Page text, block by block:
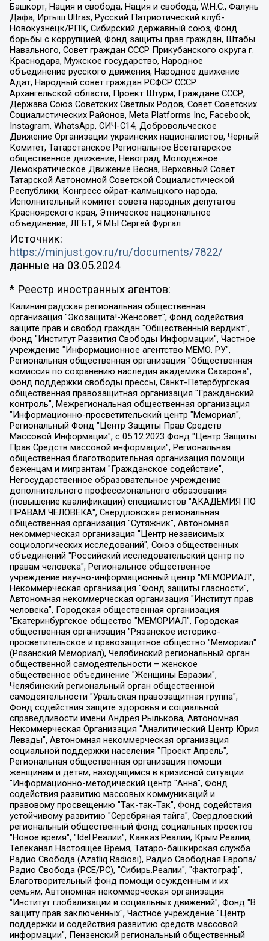
Башкорт, Нация и свобода, Нация и свобода, W.H.С., Фалунь
Дафа, Иртыш Ultras, Русский Патриотический клуб-
Новокузнецк/РПК, Сибирский державный союз, Фонд
борьбы с коррупцией, Фонд защиты прав граждан, Штабы
Навального, Совет граждан СССР Прикубанского округа г.
Краснодара, Мужское государство, Народное
объединение русского движения, Народное движение
Адат, Народный совет граждан РСФСР СССР
Архангельской области, Проект Штурм, Граждане СССР,
Держава Союз Советских Светлых Родов, Совет Советских
Социалистических Районов, Meta Platforms Inc, Facebook,
Instagram, WhatsApp, СИЧ-С14, Добровольческое
Движение Организации украинских националистов, Черный
Комитет, Татарстанское Региональное Всетатарское
общественное движение, Невоград, Молодежное
Демократическое Движение Весна, Верховный Совет
Татарской Автономной Советской Социалистической
Республики, Конгресс ойрат-калмыцкого народа,
Исполнительный комитет совета народных депутатов
Красноярского края, Этническое национальное
объединение, ЛГБТ, Я.МЫ Сергей Фургал
Источник:
https://minjust.gov.ru/ru/documents/7822/
данные на 03.05.2024
* Реестр иностранных агентов:
Калининградская региональная общественная организация "Экозащита!-Женсовет", Фонд содействия защите прав и свобод граждан "Общественный вердикт", Фонд "Институт Развития Свободы Информации", Частное учреждение "Информационное агентство МЕМО. РУ", Региональная общественная организация "Общественная комиссия по сохранению наследия академика Сахарова", Фонд поддержки свободы прессы, Санкт-Петербургская общественная правозащитная организация "Гражданский контроль", Межрегиональная общественная организация "Информационно-просветительский центр "Мемориал", Региональный Фонд "Центр Защиты Прав Средств Массовой Информации", с 05.12.2023 Фонд "Центр Защиты Прав Средств массовой информации", Региональная общественная благотворительная организация помощи беженцам и мигрантам "Гражданское содействие", Негосударственное образовательное учреждение дополнительного профессионального образования (повышение квалификации) специалистов "АКАДЕМИЯ ПО ПРАВАМ ЧЕЛОВЕКА", Свердловская региональная общественная организация "Сутяжник", Автономная некоммерческая организация "Центр независимых социологических исследований", Союз общественных объединений "Российский исследовательский центр по правам человека", Региональное общественное учреждение научно-информационный центр "МЕМОРИАЛ", Некоммерческая организация "Фонд защиты гласности", Автономная некоммерческая организация "Институт прав человека", Городская общественная организация "Екатеринбургское общество "МЕМОРИАЛ", Городская общественная организация "Рязанское историко-просветительское и правозащитное общество "Мемориал" (Рязанский Мемориал), Челябинский региональный орган общественной самодеятельности – женское общественное объединение "Женщины Евразии", Челябинский региональный орган общественной самодеятельности "Уральская правозащитная группа", Фонд содействия защите здоровья и социальной справедливости имени Андрея Рылькова, Автономная Некоммерческая Организация "Аналитический Центр Юрия Левады", Автономная некоммерческая организация социальной поддержки населения "Проект Апрель", Региональная общественная организация помощи женщинам и детям, находящимся в кризисной ситуации "Информационно-методический центр "Анна", Фонд содействия развитию массовых коммуникаций и правовому просвещению "Так-так-Так", Фонд содействия устойчивому развитию "Серебряная тайга", Свердловский региональный общественный фонд социальных проектов "Новое время", "Idel.Реалии", Кавказ.Реалии, Крым.Реалии, Телеканал Настоящее Время, Татаро-башкирская служба Радио Свобода (Azatliq Radiosi), Радио Свободная Европа/Радио Свобода (PCE/PC), "Сибирь.Реалии", "Фактограф", Благотворительный фонд помощи осужденным и их семьям, Автономная некоммерческая организация "Институт глобализации и социальных движений", Фонд "В защиту прав заключенных", Частное учреждение "Центр поддержки и содействия развитию средств массовой информации", Пензенский региональный общественный благотворительный фонд "Гражданский союз", "Север.Реалии", Некоммерческая организация Фонд "Правовая инициатива", Общество с ограниченной ответственностью "Радио Свободная Европа/Радио Свобода", Чешское информационное агентство "MEDIUM-ORIENT", Красноярская региональная общественная организация "Мы против СПИДа", Камалягин Денис Николаевич, Маркелов Сергей Евгеньевич, Пономарев Лев Александрович, Савицкая Людмила Алексеевна, Автономная некоммерческая организация "Центр по работе с проблемой насилия "НАСИЛИЮ.НЕТ", Межрегиональный профессиональный союз работников здравоохранения "Альянс врачей", Юридическое лицо, зарегистрированное в Латвийской Республике, SIA "Medusa Project" (регистрационный номер 40103797863, дата регистрации 10.06.2014), Некоммерческая организация "Фонд по борьбе с коррупцией", Автономная некоммерческая организация "Институт права и публичной политики", Баданин Роман Сергеевич, Гликин Максим Александрович, Железнова Мария Михайловна, Лукьянова Юлия Сергеевна, Маетная Елизавета Витальевна, Маняхин Петр Борисович, Чуракова Ольга Владимировна, Ярош Юлия Петровна, Юридическое лицо "The Insider SIA", зарегистрированное в Риге, Латвийская Республика (дата регистрации 26.06.2015), являющееся администратором доменного имени интернет-издания "The Insider SIA", https://theins.ru, Постернак Алексей Евгеньевич, Рубин Михаил Аркадьевич, Анин Роман Александрович, Юридическое лицо Istories fonds, зарегистрированное в Латвийской Республике (регистрационный номер 50008295751, дата регистрации 24.02.2020), Великовский Дмитрий Александрович, Долинина Ирина Николаевна, Мароховская Алеся Алексеевна, Шлейнов Роман Юрьевич, Шмагун Олеся Валентиновна, Общество с ограниченной ответственностью "Альтаир 2021", Общество с ограниченной ответственностью "Вега 2021", Общество с ограниченной ответственностью "Главный редактор 2021", Общество с ограниченной ответственностью "Ромашки монолит", Важенков Артем Валерьевич, Ивановская областная общественная организация "Центр гендерных исследований", Гурман Юрий Альбертович, Медиапроект "ОВД-Инфо", Егоров Владимир Владимирович, Жилинский Владимир Александрович, Общество с ограниченной ответственностью "ЗП", Иванова София Юрьевна, Карезина Инна Павловна, Кильтау Екатерина Викторовна, Петров Алексей Викторович, Пискунов Сергей Евгеньевич, Смирнов Сергей Сергеевич, Тихонов Михаил Сергеевич, Общество с ограниченной ответственностью "ЖУРНАЛИСТ-ИНОСТРАННЫЙ АГЕНТ", Арапова Галина Юрьевна, Вольтская Татьяна Анатольевна, Американская компания "Mason G.E.S. Anonymous Foundation" (США), являющаяся владельцем интернет-издания https://mnews.world/, Компания "Stichting Bellingcat", зарегистрированная в Нидерландах (дата регистрации 11.07.2018), Захаров Андрей Вячеславович, Клепиковская Екатерина Дмитриевна, Общество с ограниченной ответственностью "МЕМО", Перл Роман Александрович, Симонов Евгений Алексеевич, Соловьева Елена Анатольевна, Сотников Даниил Владимирович, Сурначева Елизавета Дмитриевна, Автономная некоммерческая организация по защите прав человека и информированию населения "Якутия – Наше Мнение", Общество с ограниченной ответственностью "Москоу диджитал медиа", с 26.01.2023 Общество с ограниченной ответственностью "Чайка Белые сады", Ветошкина Валерия Валерьевна, Заговора Максим Александрович, Межрегиональное общественное движение "Российская ЛГБТ - сеть", Оленичев Максим Владимирович, Павлов Иван Юрьевич, Скворцова Елена Сергеевна, Общество с ограниченной ответственностью "Как бы инагент", Кочетков Игорь Викторович, Общество с ограниченной ответственностью "Честные выборы", Еланчик Олег Александрович, Общество с ограниченной ответственностью "Нобелевский призыв", Гималова Регина Эмилевна, Григорьев Андрей Валерьевич, Григорьева Алина Александровна, Ассоциация по содействию защите прав призывников, альтернативнослужащих и военнослужащих "Правозащитная группа "Гражданин.Армия.Право", Хисамова Регина Фаритовна, Автономная некоммерческая организация по реализации социально-правовых программ "Лилит", Дальневосточное общественное движение "Маяк", Санкт-Петербургская ЛГБТ-инициативная группа "Выход", Инициативная группа ЛГБТ+ "Реверс", Алексеев Андрей Викторович, Бекбулатова Таисия Львовна, Беляев Иван Михайлович, Владыкина Елена Сергеевна, Гельман Марат Александрович, Никульшина Вероника Юрьевна, Толоконникова Надежда Андреевна, Шендерович Виктор Анатольевич, Общество с ограниченной ответственностью "Данное сообщение", Общество с ограниченной ответственностью Издательский дом "Новая глава", Айнбиндер Александра Александровна, Московский комьюнити-центр для ЛГБТ+инициатив, Благотворительный фонд развития филантропии, Deutsche Welle (Германия, Kurt-Schumacher-Strasse 3, 53113 Bonn), Борзунова Мария Михайловна, Воробьев Виктор Викторович, Голубева Анна Львовна, Константинова Алла Михайловна, Малкова Ирина Владимировна, Мурадов Мурад Абдулгалимович, Осетинская Елизавета Николаевна, Понасенков Евгений Николаевич, Ганапольский Матвей Юрьевич, Киселев Евгений Алексеевич, Борухович Ирина Григорьевна, Дремин Иван Тимофеевич, Дубровский Дмитрий Викторович, Красноярская региональная общественная организация поддержки и развития альтернативных образовательных технологий и межкультурных коммуникаций "ИНТЕРРА", Маяковская Екатерина Алексеевна, Фейгин Марк Захарович, Филимонов Андрей Викторович, Дзугкоева Регина Николаевна, Доброхотов Роман Александрович, Дудь Юрий Александрович, Елкин Сергей Владимирович, Кругликов Кирилл Игоревич, Сабунаева Мария Леонидовна, Семенов Алексей Владимирович, Шаинян Карен Багратович, Шульман Екатерина Михайловна, Асафьев Артур Валерьевич, Вахштайн Виктор Семенович, Венедиктов Алексей Алексеевич, Лушникова Екатерина Евгеньевна, Волков Леонид Михайлович, Невзоров Александр Глебович, Пархоменко Сергей Борисович, Сироткин Ярослав Николаевич, Кара-Мурза Владимир Владимирович, Баранова Наталья Владимировна, Гозман Леонид Яковлевич, Кагарлицкий Борис Юльевич, Климарев Михаил Валерьевич, Милов Владимир Станиславович, Автономная некоммерческая организация Краснодарский центр современного искусства "Типография", Моргенштерн Алишер Тагирович, Соболь Любовь Эдуардовна, Общество с ограниченной ответственностью "ЛИЗА НОРМ", Каспаров Гарри Кимович, Ходорковский Михаил Борисович, Общество с ограниченной ответственностью "Апрельские тезисы", Данилович Ирина Брониславовна, Кашин Олег Владимирович, Петров Николай Владимирович, Пивоваров Алексей Владимирович, Соколов Михаил Владимирович, Цветкова Юлия Владимировна, Чичваркин Евгений Александрович, Комитет против пыток/Команда против пыток, Общество с ограниченной ответственностью "Первый научный", Общество с ограниченной ответственностью "Вертолет и ко", Белоцерковская Вероника Борисовна, Кац Максим Евгеньевич, Лазарева Татьяна Юрьевна, Шаведдинов Руслан Табризович, Яшин Илья Валерьевич, Общество с ограниченной ответственностью "Иноагент ААВ", Алешковский Дмитрий Петрович, Альбац Евгения Марковна, Быков Дмитрий Львович, Галямина Юлия Евгеньевна, Лойко Сергей Леонидович, Мартынов Кирилл Константинович, Медведев Сергей Александрович, Крашенинников Федор Геннадиевич, Гордеева Катерина Вл